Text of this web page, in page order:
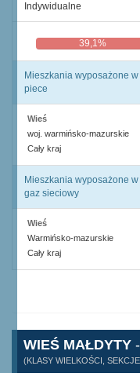
Indywidualne
39,1%
Mieszkania wyposażone
piece
Wieś
woj. warmińsko-mazurskie
Cały kraj
Mieszkania wyposażone
gaz sieciowy
Wieś
Warmińsko-mazurskie
Cały kraj
WIEŚ MAŁDYTY
(KLASY WIELKOŚCI,